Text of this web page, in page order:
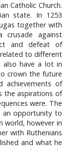
Catholic Church.
state. In 1253
together with
crusade against
and defeat of
to different
also have a lot in
crown the future
achievements of
the aspirations of
were. The
an opportunity to
world, however in
with Ruthenians
and what he